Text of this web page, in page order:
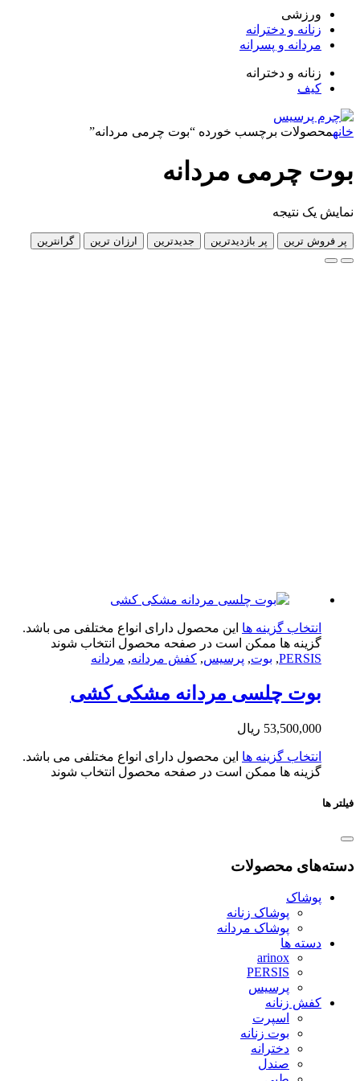
و دخترانه
و پسرانه
و دخترانه
برچسب خورده “بوت چرمی مردانه”
مردانه
نتیجه
ترین پر بازدیدترین جدیدترین ارزان ترین گرانترین
گزینه ها این محصول دارای انواع مختلفی می باشد.
ها ممکن است در صفحه محصول انتخاب شوند
بوت,پرسیس, کفش مردانه, مردانه
چلسی مردانه مشکی کشی
ریال
گزینه ها این محصول دارای انواع مختلفی می باشد.
ها ممکن است در صفحه محصول انتخاب شوند
محصولات
پوشاک زنانه
پوشاک مردانه
ها
PERSIS
پرسیس
زنانه
اسپرت
بوت زنانه
دخترانه